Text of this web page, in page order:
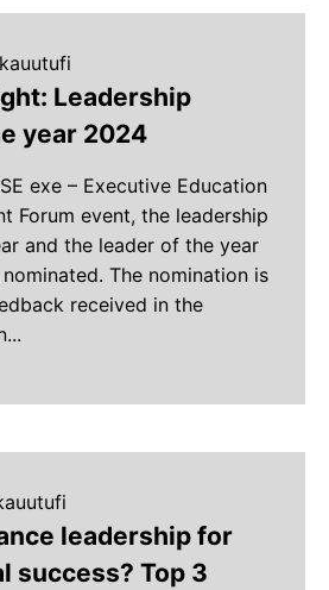
Leadership
year 2024
exe – Executive Education
Forum event, the leadership
and the leader of the year
The nomination is
received in the
leadership for
success? Top 3